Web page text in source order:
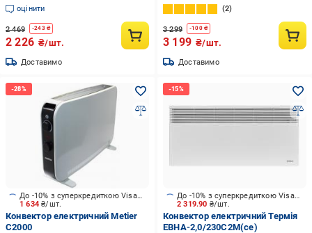
оцінити
2 469 -243₴
2 226 ₴/шт.
Доставимо
2
3 299 -100₴
3 199 ₴/шт.
Доставимо
1 634₴/шт.
До -10% з суперкредиткою Visa Вигода
Конвектор електричний Metier
C2000
2 319.90 ₴/шт.
До -10% з суперкредиткою Visa Вигода
Конвектор електричний Термія
ЕВНА-2,0/230С2M(се)